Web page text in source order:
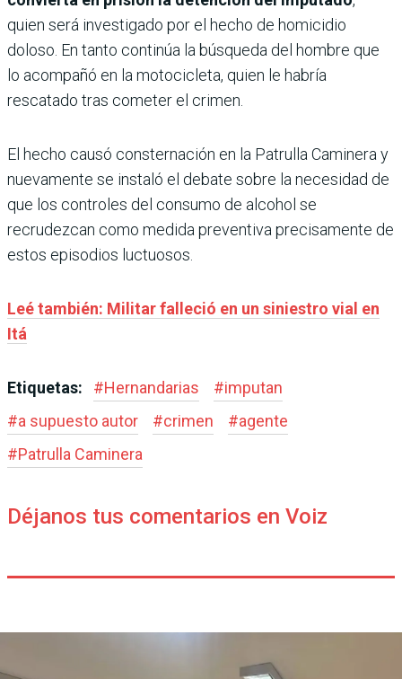
quien será investigado por el hecho de homicidio
doloso. En tanto continúa la búsqueda del hombre que
lo acompañó en la motocicleta, quien le habría
rescatado tras cometer el crimen.
El hecho causó consternación en la Patrulla Caminera y
nuevamente se instaló el debate sobre la necesidad de
que los controles del consumo de alcohol se
recrudezcan como medida preventiva precisamente de
estos episodios luctuosos.
Leé también: Militar falleció en un siniestro vial en
Itá
Etiquetas: #Hernandarias #imputan
#a supuesto autor #crimen #agente
#Patrulla Caminera
Déjanos tus comentarios en Voiz